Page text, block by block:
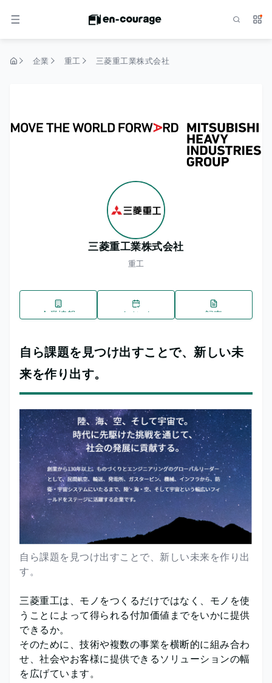
メニュー サ
企業 重工 三菱重工業株式会社
三菱重工業株式会社
重工
企業情報 イベント 記事
自ら課題を見つけ出すことで、新しい未
来を作り出す。
自ら課題を見つけ出すことで、新しい未来を作り出
す。
三菱重工は、モノをつくるだけではなく、モノを使
うことによって得られる付加価値までをいかに提供
できるか。
そのために、技術や複数の事業を横断的に組み合わ
せ、社会やお客様に提供できるソリューションの幅
を広げています。